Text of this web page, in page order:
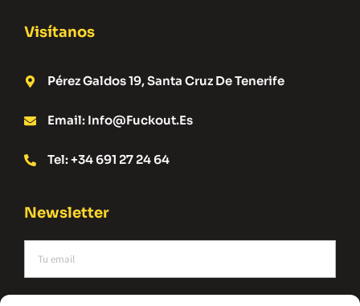
Visítanos
Pérez Galdos 19, Santa Cruz De Tenerife
Email: Info@fuckout.es
Tel: +34 691 27 24 64
Newsletter